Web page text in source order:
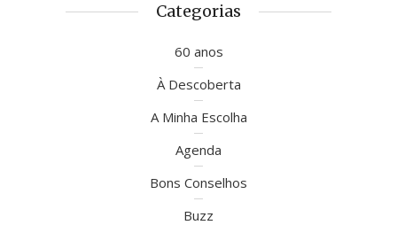
Categorias
60 anos
À Descoberta
A Minha Escolha
Agenda
Bons Conselhos
Buzz